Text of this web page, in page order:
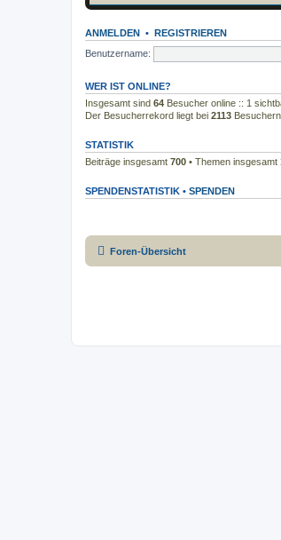
ANMELDEN • REGISTRIEREN
Benutzername:
WER IST ONLINE?
Insgesamt sind 64 Besucher online :: 1
Der Besucherrekord liegt bei 2113
STATISTIK
Beiträge insgesamt 700 • Themen insgesamt
SPENDENSTATISTIK • SPENDEN
Foren-Übersicht